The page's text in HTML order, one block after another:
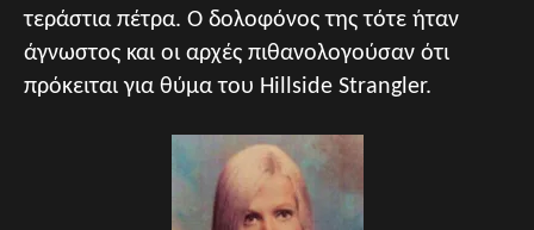
τεράστια πέτρα. Ο δολοφόνος της τότε ήταν
άγνωστος και οι αρχές πιθανολογούσαν ότι
πρόκειται για θύμα του Hillside Strangler.